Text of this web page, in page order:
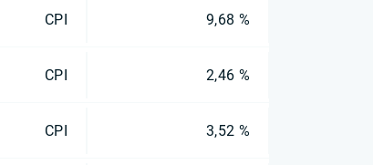
CPI 9,68 %
CPI 2,46 %
CPI 3,52 %